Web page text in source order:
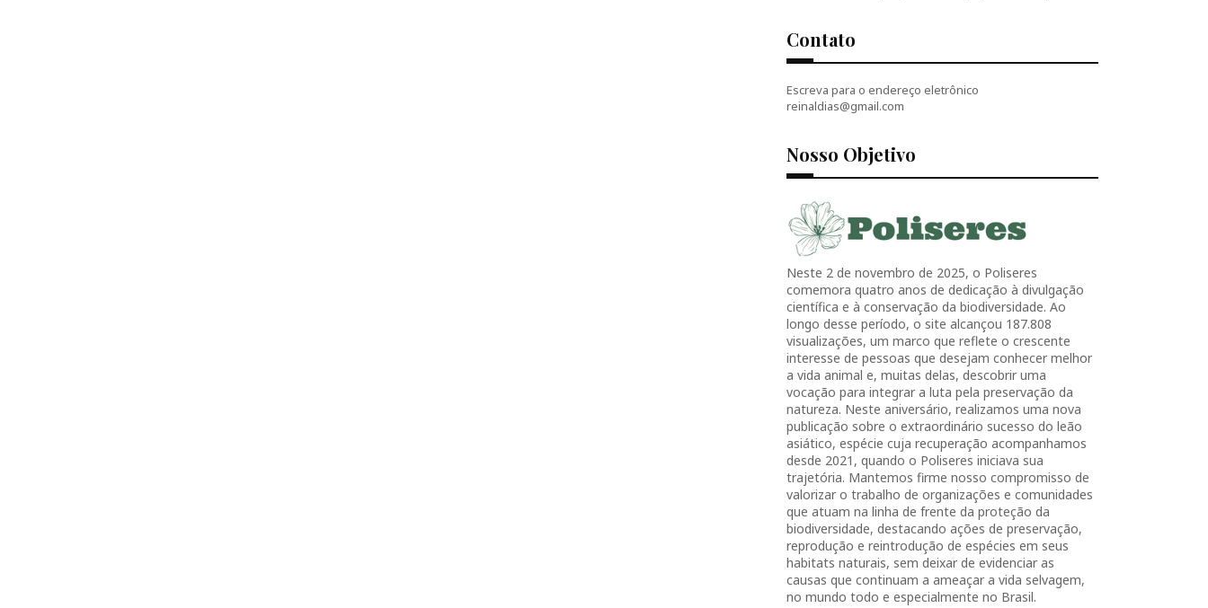
Contato
Escreva para o endereço eletrônico
reinaldias@gmail.com
Nosso Objetivo
Neste 2 de novembro de 2025, o Poliseres
comemora quatro anos de dedicação à divulgação
científica e à conservação da biodiversidade. Ao
longo desse período, o site alcançou 187.808
visualizações, um marco que reflete o crescente
interesse de pessoas que desejam conhecer melhor
a vida animal e, muitas delas, descobrir uma
vocação para integrar a luta pela preservação da
natureza. Neste aniversário, realizamos uma nova
publicação sobre o extraordinário sucesso do leão
asiático, espécie cuja recuperação acompanhamos
desde 2021, quando o Poliseres iniciava sua
trajetória. Mantemos firme nosso compromisso de
valorizar o trabalho de organizações e comunidades
que atuam na linha de frente da proteção da
biodiversidade, destacando ações de preservação,
reprodução e reintrodução de espécies em seus
habitats naturais, sem deixar de evidenciar as
causas que continuam a ameaçar a vida selvagem,
no mundo todo e especialmente no Brasil.